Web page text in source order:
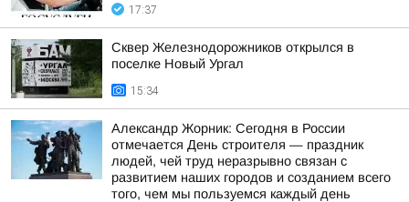
17:37
Сквер Железнодорожников открылся в
поселке Новый Ургал
15:34
Александр Жорник: Сегодня в России
отмечается День строителя — праздник
людей, чей труд неразрывно связан с
развитием наших городов и созданием всего
того, чем мы пользуемся каждый день